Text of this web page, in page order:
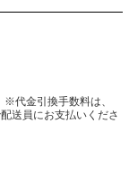
代金引換手数料は、
送員にお支払いくださ